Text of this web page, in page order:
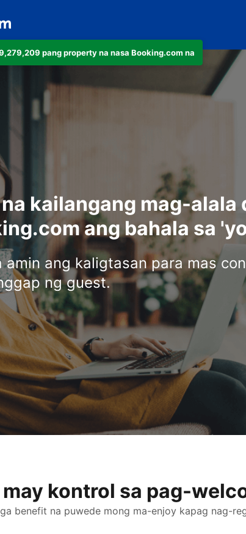
pang property na nasa Booking.com na
kailangang mag-alala
ang bahala sa
amin ang kaligtasan para mas
ng guest.
kontrol sa pag-
benefit na puwede mong ma-enjoy kapag nag-